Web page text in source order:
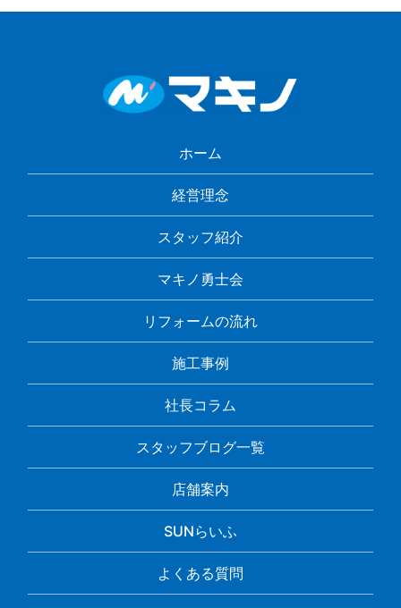
ホーム
経営理念
スタッフ紹介
マキノ勇士会
リフォームの流れ
施工事例
社長コラム
スタッフブログ一覧
店舗案内
SUNらいふ
よくある質問